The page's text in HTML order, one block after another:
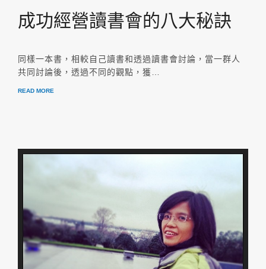
成功經營讀書會的八大秘訣
同樣一本書，相較自己讀書和透過讀書會討論，當一群人
共同討論後，透過不同的觀點，獲…
READ MORE